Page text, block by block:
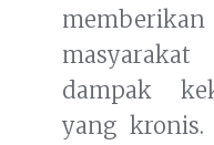
dampak
yang kronis.